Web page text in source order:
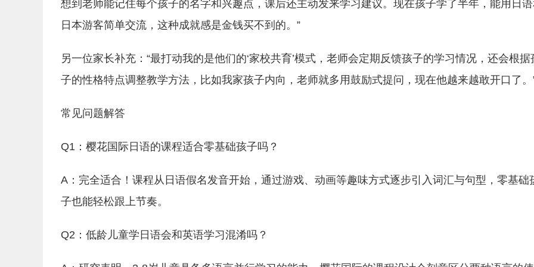
想到老师能记住每个孩子的名字和兴趣点，课后还主动发来学习建议。现在孩子学了半年，能用日
日本游客简单交流，这种成就感是金钱买不到的。”
另一位家长补充：“最打动我的是他们的‘家校共育’模式，老师会定期反馈孩子的学习情况，还会根据
子的性格特点调整教学方法，比如我家孩子内向，老师就多用鼓励式提问，现在他越来越敢开口了。
常见问题解答
Q1：樱花国际日语的课程适合零基础孩子吗？
A：完全适合！课程从日语假名发音开始，通过游戏、动画等趣味方式逐步引入词汇与句型，零基础
子也能轻松跟上节奏。
Q2：低龄儿童学日语会和英语学习混淆吗？